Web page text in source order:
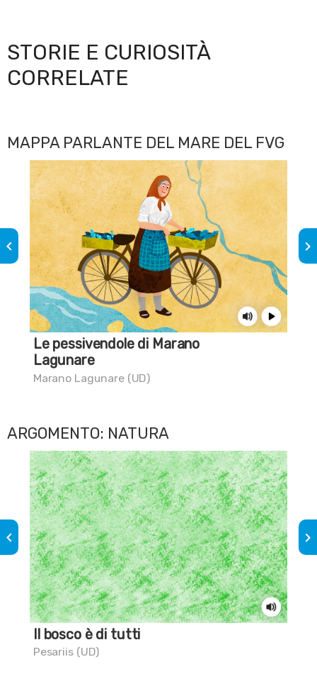
STORIE E CURIOSITÀ
CORRELATE
MAPPA PARLANTE DEL MARE DEL FVG
Le pessivendole di Marano
Lagunare
Marano Lagunare (UD)
keyboard_arrow_left keyboard_arrow_right
ARGOMENTO: NATURA
Il bosco è di tutti
Pesariis (UD)
keyboard_arrow_left keyboard_arrow_right